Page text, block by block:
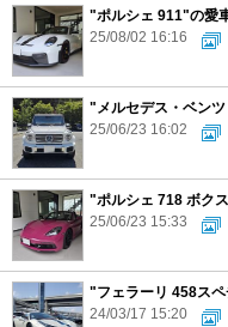
"ポルシェ 911"の愛
25/08/02 16:16
"メルセデス・ベン
25/06/23 16:02
"ポルシェ 718 ボク
25/06/23 15:33
"フェラーリ 458ス
24/03/17 15:20